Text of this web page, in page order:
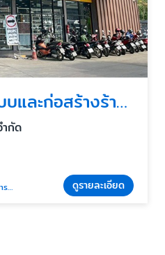
บริการรับออกแบบและก่อสร้างร้านอาหารแฟรนไชน์ครบวงจร
ำกัด
น์ ดูรายละเอียด